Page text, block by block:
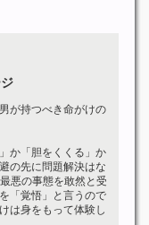
が持つべき命がけの
か「胆をくくる」か
の先に問題解決はな
悪の事態を敢然と受
「覚悟」と言うので
は身をもって体験し